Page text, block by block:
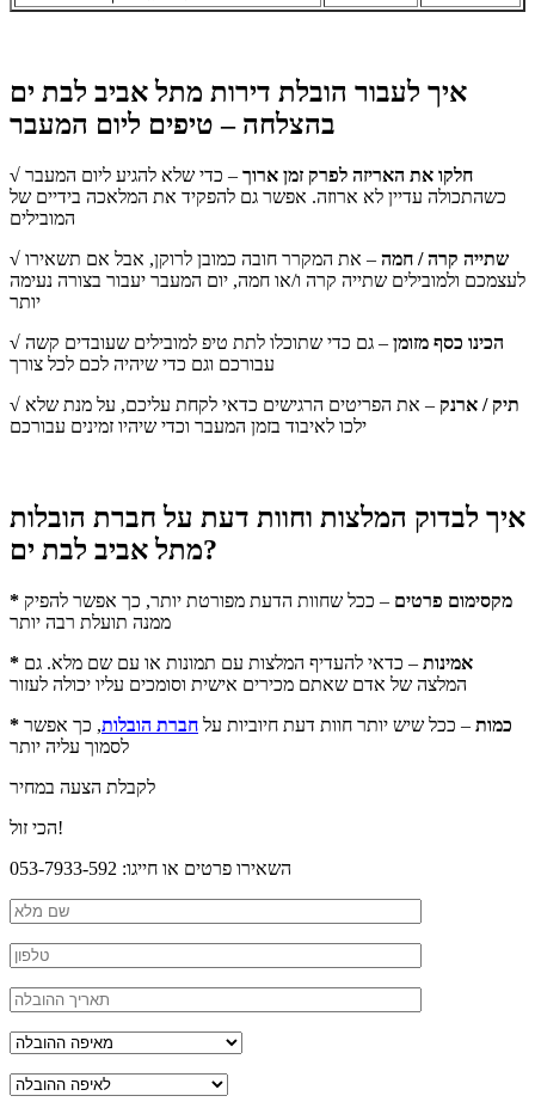
איך לעבור הובלת דירות מתל אביב לבת ים
בהצלחה – טיפים ליום המעבר
√ חלקו את האריזה לפרק זמן ארוך – כדי שלא להגיע ליום המעבר
כשהתכולה עדיין לא ארוזה. אפשר גם להפקיד את המלאכה בידיים של
המובילים
√ שתייה קרה / חמה – את המקרר חובה כמובן לרוקן, אבל אם תשאירו
לעצמכם ולמובילים שתייה קרה ו/או חמה, יום המעבר יעבור בצורה נעימה
יותר
√ הכינו כסף מזומן – גם כדי שתוכלו לתת טיפ למובילים שעובדים קשה
עבורכם וגם כדי שיהיה לכם לכל צורך
√ תיק / ארנק – את הפריטים הרגישים כדאי לקחת עליכם, על מנת שלא
ילכו לאיבוד בזמן המעבר וכדי שיהיו זמינים עבורכם
איך לבדוק המלצות וחוות דעת על חברת הובלות
מתל אביב לבת ים?
* מקסימום פרטים – ככל שחוות הדעת מפורטת יותר, כך אפשר להפיק
ממנה תועלת רבה יותר
* אמינות – כדאי להעדיף המלצות עם תמונות או עם שם מלא. גם
המלצה של אדם שאתם מכירים אישית וסומכים עליו יכולה לעזור
* כמות – ככל שיש יותר חוות דעת חיוביות על חברת הובלות, כך אפשר
לסמוך עליה יותר
לקבלת הצעה במחיר
הכי זול!
השאירו פרטים או חייגו: 053-7933-592